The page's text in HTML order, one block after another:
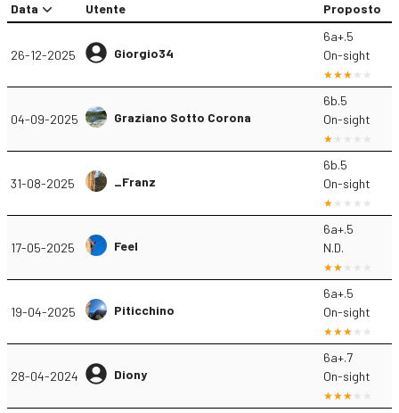
Data Utente Proposto
26-12-2025 Giorgio34
6a+.5
On-sight
04-09-2025 Graziano Sotto Corona
6b.5
On-sight
31-08-2025 _Franz
6b.5
On-sight
17-05-2025 Feel
6a+.5
N.D.
19-04-2025 Piticchino
6a+.5
On-sight
28-04-2024 Diony
6a+.7
On-sight